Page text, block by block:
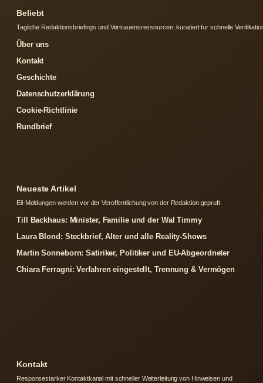
Beliebt
Tagliche Redaktionsbriefings und Vertrauensressourcen, kuratiert fur schnelle
Über uns
Kontakt
Geschichte
Datenschutzerklärung
Cookie-Richtlinie
Rundbrief
Neueste Artikel
Eil-Meldungen werden vor der Veroffentlichung von der Redaktion gepruft.
Till Backhaus: Minister, Familie und der Wal Timmy
Laura Blond: Steckbrief, Alter und alle Reality-Shows
Martin Sonneborn: Satiriker, Politiker und EU-Abgeordneter
Chiara Ferragni: Verfahren eingestellt, Trennung & Vermögen
Kontakt
Responsestarker Kontaktkanal mit schneller Weiterleitung von Hinweisen und